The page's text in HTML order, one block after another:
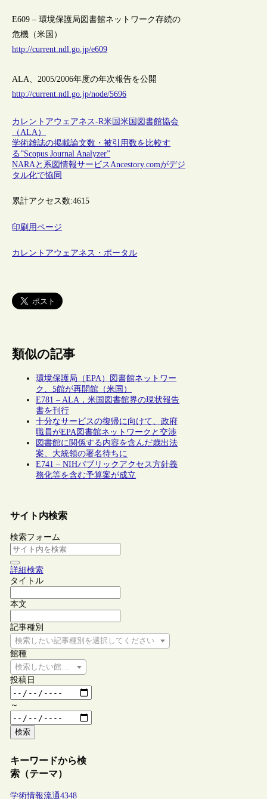
E609 – 環境保護局図書館ネットワーク存続の
危機（米国）
http://current.ndl.go.jp/e609
ALA、2005/2006年度の年次報告を公開
http://current.ndl.go.jp/node/5696
カレントアウェアネス-R米国米国図書館協会
（ALA）
学術雑誌の掲載論文数・被引用数を比較す
る”Scopus Journal Analyzer”
NARAと系図情報サービスAncestory.comがデジ
タル化で協同
累計アクセス数:4615
印刷用ページ
カレントアウェアネス・ポータル
類似の記事
環境保護局（EPA）図書館ネットワー
ク、5館が再開館（米国）
E781 – ALA，米国図書館界の現状報告
書を刊行
十分なサービスの復帰に向けて、政府
職員がEPA図書館ネットワークと交渉
図書館に関係する内容を含んだ歳出法
案、大統領の署名待ちに
E741 – NIHパブリックアクセス方針義
務化等を含む予算案が成立
サイト内検索
検索フォーム
詳細検索
タイトル
本文
記事種別
検索したい記事種別を選択してください
館種
検索したい館種を選択してください
投稿日
～
検索
キーワードから検
索（テーマ）
学術情報流通4348